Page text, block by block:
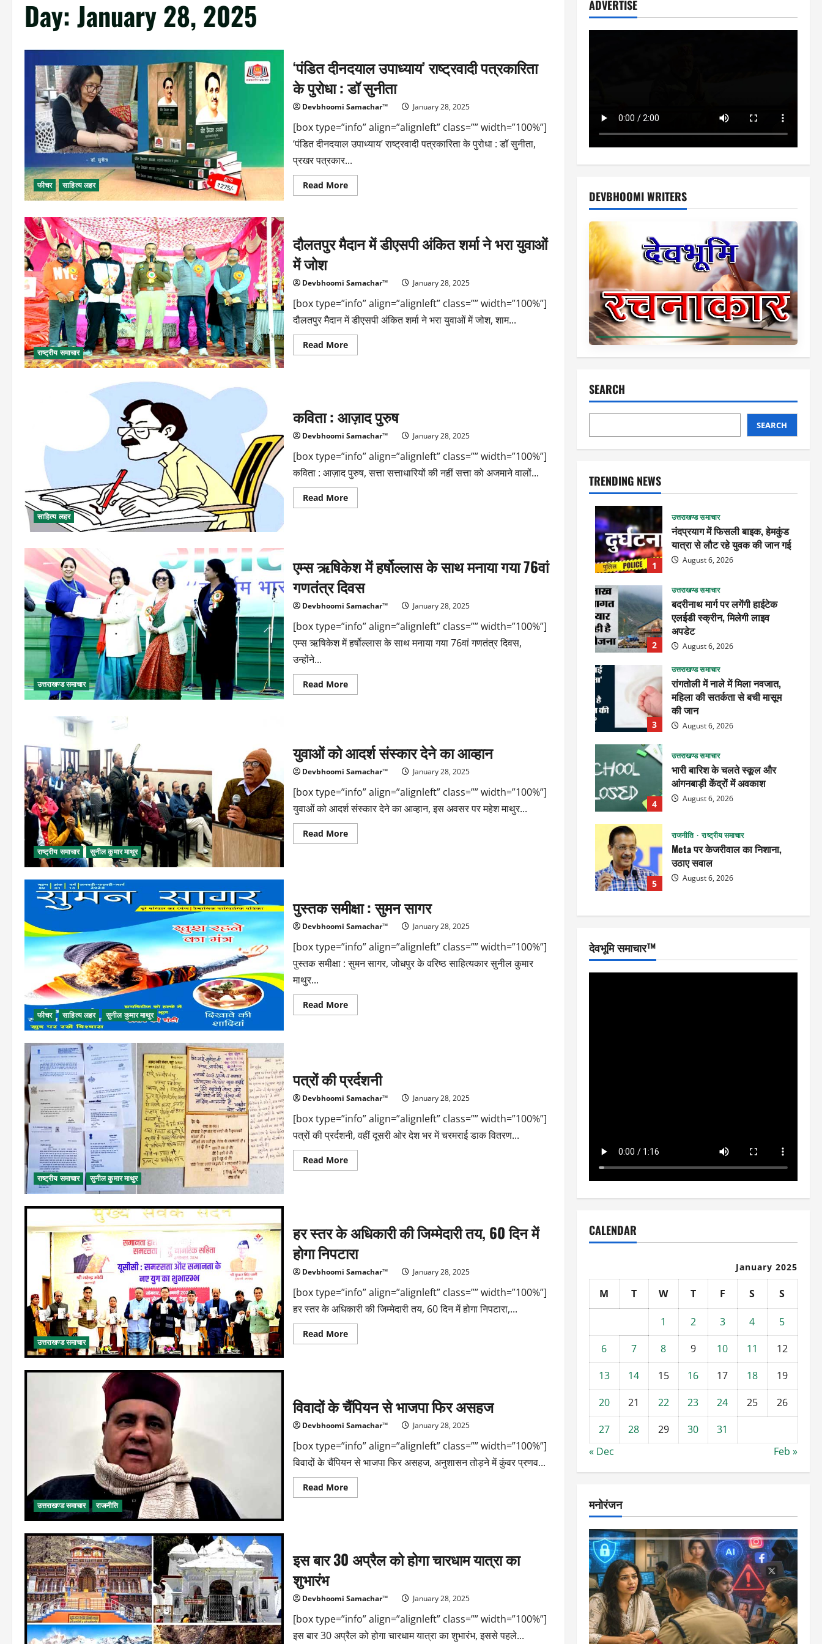
Day: January 28, 2025
फीचर साहित्य लहर
‘पंडित दीनदयाल उपाध्याय’ राष्ट्रवादी पत्रकारिता
के पुरोधा : डॉ सुनीता
Devbhoomi Samachar™ January 28, 2025
[box type=”info” align=”alignleft” class=”” width=”100%”]
‘पंडित दीनदयाल उपाध्याय’ राष्ट्रवादी पत्रकारिता के पुरोधा : डॉ सुनीता,
प्रखर पत्रकार...
Read MoreRead
more
राष्ट्रवादी
पत्रकारिता
के
डॉ
सुनीता
राष्ट्रीय समाचार
दौलतपुर मैदान में डीएसपी अंकित शर्मा ने भरा युवाओं
में जोश
Devbhoomi Samachar™ January 28, 2025
[box type=”info” align=”alignleft” class=”” width=”100%”]
दौलतपुर मैदान में डीएसपी अंकित शर्मा ने भरा युवाओं में जोश, शाम...
Read MoreRead
more
शर्मा
ने
युवाओं
जोश
साहित्य लहर
कविता : आज़ाद पुरुष
Devbhoomi Samachar™ January 28, 2025
[box type=”info” align=”alignleft” class=”” width=”100%”]
कविता : आज़ाद पुरुष, सत्ता सत्ताधारियों की नहीं सत्ता को अजमाने वालों...
Read MoreRead
more
उत्तराखण्ड समाचार
एम्स ऋषिकेश में हर्षोल्लास के साथ मनाया गया 76वां
गणतंत्र दिवस
Devbhoomi Samachar™ January 28, 2025
[box type=”info” align=”alignleft” class=”” width=”100%”]
एम्स ऋषिकेश में हर्षोल्लास के साथ मनाया गया 76वां गणतंत्र दिवस,
उन्होंने...
Read MoreRead
more
साथ
मनाया
गया
76वां
गणतंत्र
दिवस
राष्ट्रीय समाचार सुनील कुमार माथुर
युवाओं को आदर्श संस्कार देने का आव्हान
Devbhoomi Samachar™ January 28, 2025
[box type=”info” align=”alignleft” class=”” width=”100%”]
युवाओं को आदर्श संस्कार देने का आव्हान, इस अवसर पर महेश माथुर...
Read MoreRead
more
का
आव्हान
फीचर साहित्य लहर सुनील कुमार माथुर
पुस्तक समीक्षा : सुमन सागर
Devbhoomi Samachar™ January 28, 2025
[box type=”info” align=”alignleft” class=”” width=”100%”]
पुस्तक समीक्षा : सुमन सागर, जोधपुर के वरिष्ठ साहित्यकार सुनील कुमार
माथुर...
Read MoreRead
more
राष्ट्रीय समाचार सुनील कुमार माथुर
पत्रों की प्रर्दशनी
Devbhoomi Samachar™ January 28, 2025
[box type=”info” align=”alignleft” class=”” width=”100%”]
पत्रों की प्रर्दशनी, वहीं दूसरी ओर देश भर में चरमराई डाक वितरण...
Read MoreRead
more
उत्तराखण्ड समाचार
हर स्तर के अधिकारी की जिम्मेदारी तय, 60 दिन में
होगा निपटारा
Devbhoomi Samachar™ January 28, 2025
[box type=”info” align=”alignleft” class=”” width=”100%”]
हर स्तर के अधिकारी की जिम्मेदारी तय, 60 दिन में होगा निपटारा,...
Read MoreRead
more
जिम्मेदारी
तय,
दिन
होगा
निपटारा
उत्तराखण्ड समाचार राजनीति
विवादों के चैंपियन से भाजपा फिर असहज
Devbhoomi Samachar™ January 28, 2025
[box type=”info” align=”alignleft” class=”” width=”100%”]
विवादों के चैंपियन से भाजपा फिर असहज, अनुशासन तोड़ने में कुंवर प्रणव...
Read MoreRead
more
फिर
असहज
इस बार 30 अप्रैल को होगा चारधाम यात्रा का
शुभारंभ
Devbhoomi Samachar™ January 28, 2025
[box type=”info” align=”alignleft” class=”” width=”100%”]
इस बार 30 अप्रैल को होगा चारधाम यात्रा का शुभारंभ, इससे पहले...
ADVERTISE
DEVBHOOMI WRITERS
SEARCH
SEARCH
TRENDING NEWS
1
उत्तराखण्ड समाचार
नंदप्रयाग में फिसली बाइक, हेमकुंड
यात्रा से लौट रहे युवक की जान गई
August 6, 2026
2
उत्तराखण्ड समाचार
बदरीनाथ मार्ग पर लगेंगी हाईटेक
एलईडी स्क्रीन, मिलेगी लाइव
अपडेट
August 6, 2026
3
उत्तराखण्ड समाचार
रांगतोली में नाले में मिला नवजात,
महिला की सतर्कता से बची मासूम
की जान
August 6, 2026
4
उत्तराखण्ड समाचार
भारी बारिश के चलते स्कूल और
आंगनबाड़ी केंद्रों में अवकाश
August 6, 2026
5
राजनीति राष्ट्रीय समाचार
Meta पर केजरीवाल का निशाना,
उठाए सवाल
August 6, 2026
देवभूमि समाचार™
CALENDAR
January 2025
M T W T F S S
1 2 3 4
5
6
7 8 9 10 11
12
13
14 15 16 17 18
19
20
21 22 23 24 25
26
27
28 29 30
31
« Dec
Feb »
मनोरंजन